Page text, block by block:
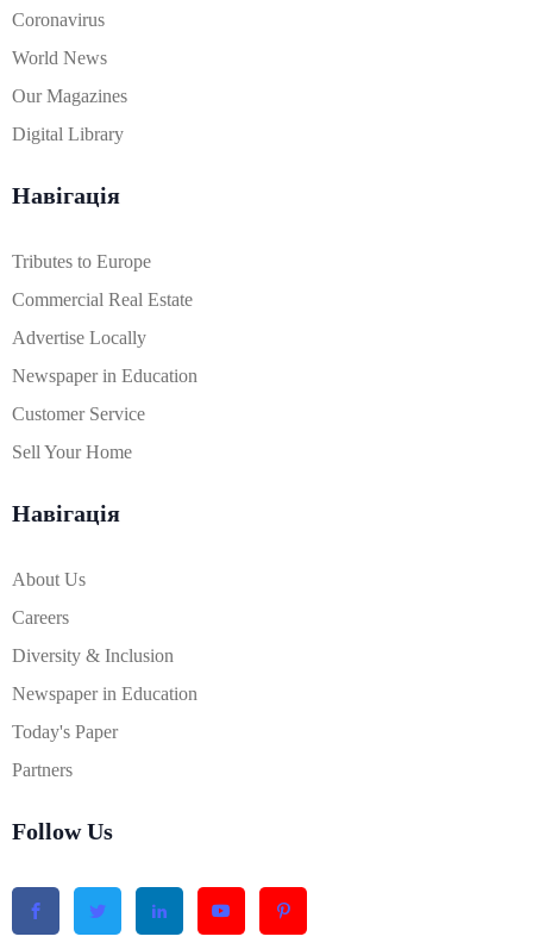
Coronavirus
World News
Our Magazines
Digital Library
Навігація
Tributes to Europe
Commercial Real Estate
Advertise Locally
Newspaper in Education
Customer Service
Sell Your Home
Навігація
About Us
Careers
Diversity & Inclusion
Newspaper in Education
Today's Paper
Partners
Follow Us